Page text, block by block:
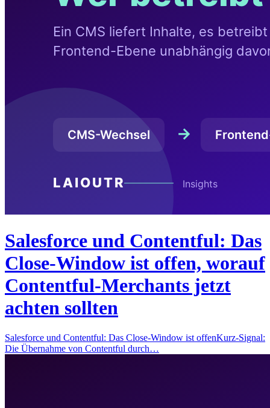
Salesforce und Contentful: Das
Close-Window ist offen, worauf
Contentful-Merchants jetzt
achten sollten
Salesforce und Contentful: Das Close-Window ist offenKurz-Signal:
Die Übernahme von Contentful durch…